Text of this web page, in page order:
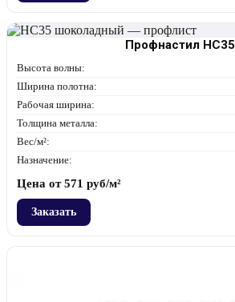
Профнастил НС35
Высота волны:
Ширина полотна:
Рабочая ширина:
Толщина металла:
Вес/м²:
Назначение:
Цена от571 руб/м²
Заказать